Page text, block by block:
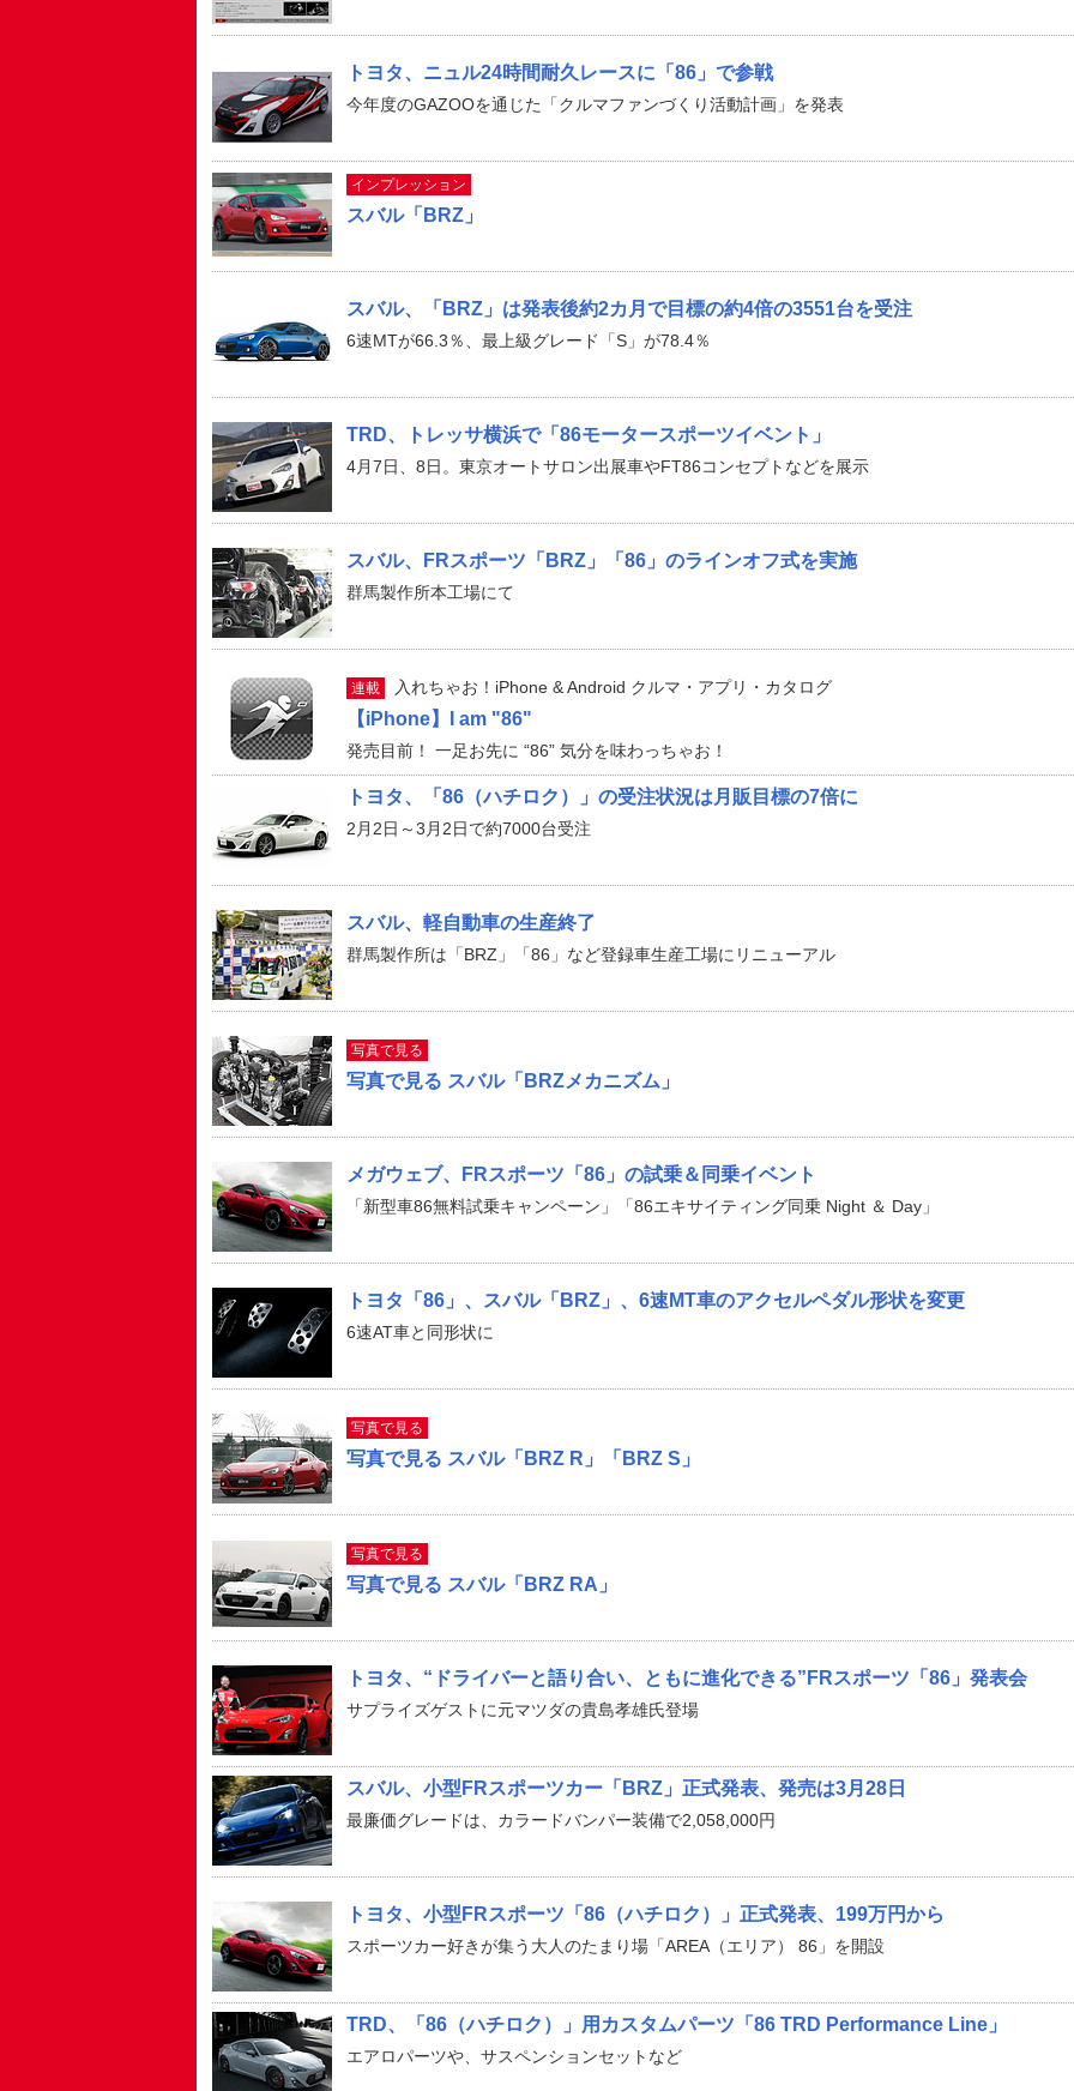
トヨタ、ニュル24時間耐久レースに「86」で参戦
今年度のGAZOOを通じた「クルマファンづくり活動計画」を発表
インプレッション
スバル「BRZ」
スバル、「BRZ」は発表後約2カ月で目標の約4倍の3551台を受注
6速MTが66.3％、最上級グレード「S」が78.4％
TRD、トレッサ横浜で「86モータースポーツイベント」
4月7日、8日。東京オートサロン出展車やFT86コンセプトなどを展示
スバル、FRスポーツ「BRZ」「86」のラインオフ式を実施
群馬製作所本工場にて
連載 入れちゃお！iPhone & Android クルマ・アプリ・カタログ
【iPhone】I am "86"
発売目前！ 一足お先に “86” 気分を味わっちゃお！
トヨタ、「86（ハチロク）」の受注状況は月販目標の7倍に
2月2日～3月2日で約7000台受注
スバル、軽自動車の生産終了
群馬製作所は「BRZ」「86」など登録車生産工場にリニューアル
写真で見る
写真で見る スバル「BRZメカニズム」
メガウェブ、FRスポーツ「86」の試乗＆同乗イベント
「新型車86無料試乗キャンペーン」「86エキサイティング同乗 Night ＆ Day」
トヨタ「86」、スバル「BRZ」、6速MT車のアクセルペダル形状を変更
6速AT車と同形状に
写真で見る
写真で見る スバル「BRZ R」「BRZ S」
写真で見る
写真で見る スバル「BRZ RA」
トヨタ、“ドライバーと語り合い、ともに進化できる”FRスポーツ「86」発表会
サプライズゲストに元マツダの貴島孝雄氏登場
スバル、小型FRスポーツカー「BRZ」正式発表、発売は3月28日
最廉価グレードは、カラードバンパー装備で2,058,000円
トヨタ、小型FRスポーツ「86（ハチロク）」正式発表、199万円から
スポーツカー好きが集う大人のたまり場「AREA（エリア） 86」を開設
TRD、「86（ハチロク）」用カスタムパーツ「86 TRD Performance Line」
エアロパーツや、サスペンションセットなど